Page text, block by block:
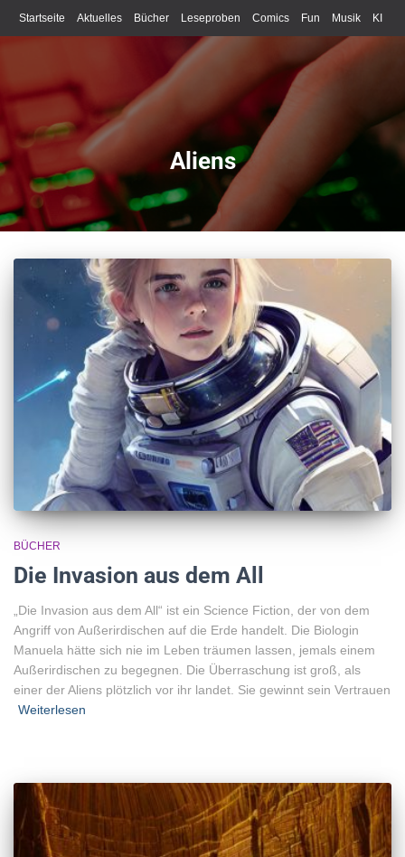
Startseite Aktuelles Bücher Leseproben Comics Fun Musik KI
Schreiben
Aliens
BÜCHER
Die Invasion aus dem All
„Die Invasion aus dem All“ ist ein Science Fiction, der von dem
Angriff von Außerirdischen auf die Erde handelt. Die Biologin
Manuela hätte sich nie im Leben träumen lassen, jemals einem
Außerirdischen zu begegnen. Die Überraschung ist groß, als
einer der Aliens plötzlich vor ihr landet. Sie gewinnt sein Vertrauen
Weiterlesen